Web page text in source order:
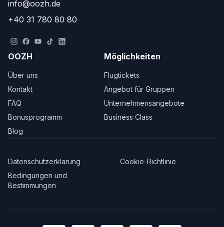
info@oozh.de
+40 31 780 80 80
OOZH
Über uns
Kontakt
FAQ
Bonusprogramm
Blog
Möglichkeiten
Flugtickets
Angebot für Gruppen
Unternehmensangebote
Business Class
Datenschutzerklärung
Cookie-Richtlinie
Bedingungen und
Bestimmungen